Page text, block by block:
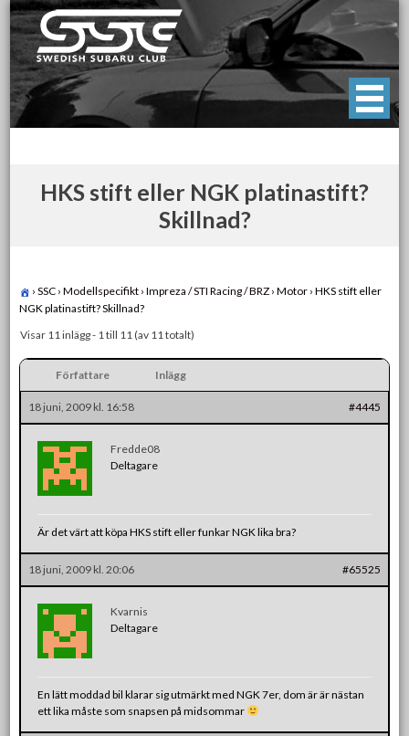
Skip
to
content
Swedish Subaru Club
För oss som älskar Subaru!
HKS stift eller NGK platinastift?
Skillnad?
› SSC › Modellspecifikt › Impreza / STI Racing / BRZ › Motor › HKS stift eller
NGK platinastift? Skillnad?
Visar 11 inlägg - 1 till 11 (av 11 totalt)
Författare Inlägg
18 juni, 2009 kl. 16:58 #4445
Fredde08
Deltagare
Är det värt att köpa HKS stift eller funkar NGK lika bra?
18 juni, 2009 kl. 20:06 #65525
Kvarnis
Deltagare
En lätt moddad bil klarar sig utmärkt med NGK 7er, dom är är nästan
ett lika måste som snapsen på midsommar